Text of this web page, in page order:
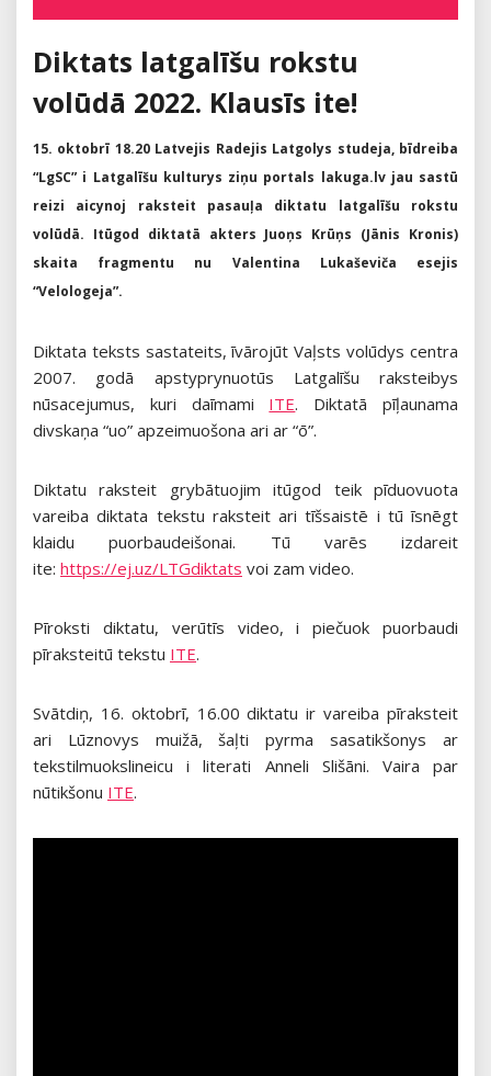
Diktats latgalīšu rokstu
volūdā 2022. Klausīs ite!
15. oktobrī 18.20 Latvejis Radejis Latgolys studeja, bīdreiba
“LgSC” i Latgalīšu kulturys ziņu portals lakuga.lv jau sastū
reizi aicynoj raksteit pasauļa diktatu latgalīšu rokstu
volūdā. Itūgod diktatā akters Juoņs Krūņs (Jānis Kronis)
skaita fragmentu nu Valentina Lukaševiča esejis
“Velologeja”.
Diktata teksts sastateits, īvārojūt Vaļsts volūdys centra
2007. godā apstyprynuotūs Latgalīšu raksteibys
nūsacejumus, kuri daīmami ITE. Diktatā pīļaunama
divskaņa “uo” apzeimuošona ari ar “ō”.
Diktatu raksteit grybātuojim itūgod teik pīduovuota
vareiba diktata tekstu raksteit ari tīšsaistē i tū īsnēgt
klaidu puorbaudeišonai. Tū varēs izdareit
ite: https://ej.uz/LTGdiktats voi zam video.
Pīroksti diktatu, verūtīs video, i piečuok puorbaudi
pīraksteitū tekstu ITE.
Svātdiņ, 16. oktobrī, 16.00 diktatu ir vareiba pīraksteit
ari Lūznovys muižā, šaļti pyrma sasatikšonys ar
tekstilmuokslineicu i literati Anneli Slišāni. Vaira par
nūtikšonu ITE.